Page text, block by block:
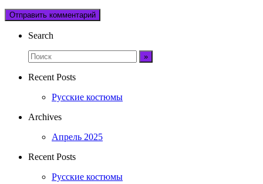
Search
Recent Posts
Русские костюмы
Archives
Апрель 2025
Recent Posts
Русские костюмы